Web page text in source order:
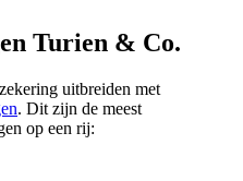
Turien & Co.
uitbreiden met
. Dit zijn de meest
op een rij: